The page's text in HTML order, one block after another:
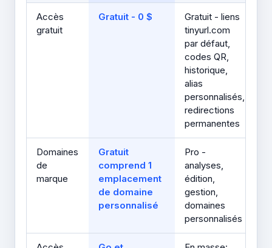
Accès
gratuit
Gratuit - 0 $
Gratuit - liens
tinyurl.com
par défaut,
codes QR,
historique,
alias
personnalisés,
redirections
permanentes
Domaines
de
marque
Gratuit
comprend 1
emplacement
de domaine
personnalisé
Pro -
analyses,
édition,
gestion,
domaines
personnalisés